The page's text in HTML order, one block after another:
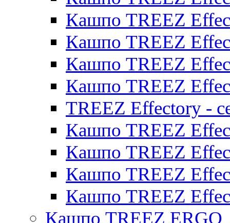
Кашпо TREEZ
Кашпо TREEZ
Кашпо TREEZ
Кашпо TREEZ
TREEZ Effectory -
Кашпо TREEZ
Кашпо TREEZ
Кашпо TREEZ
Кашпо TREEZ
Кашпо TREEZ ERGO